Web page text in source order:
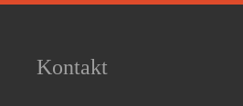
Kontakt